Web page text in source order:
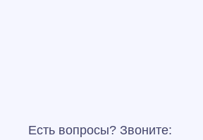
Есть вопросы? Звоните: